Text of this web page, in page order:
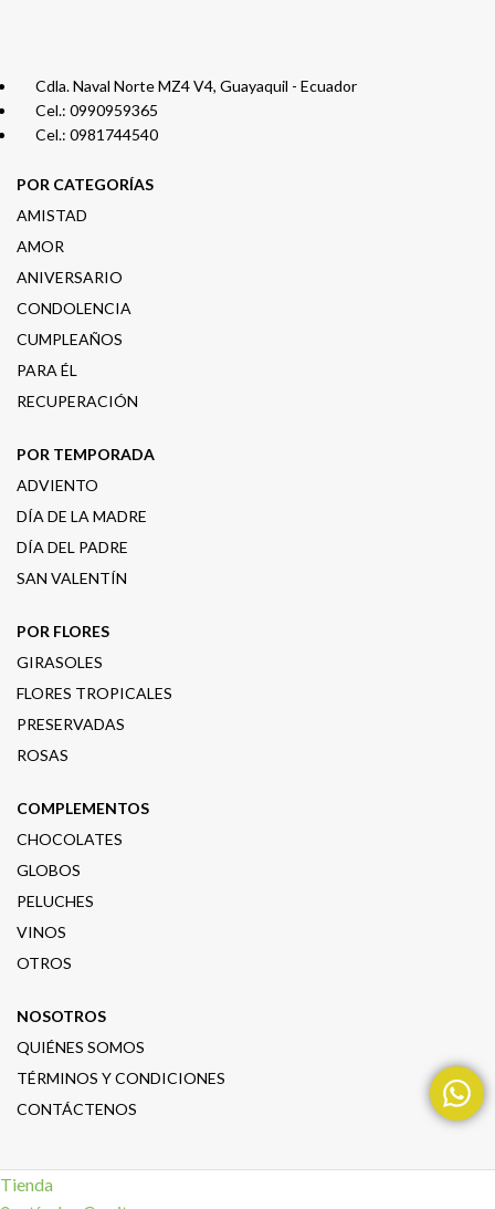
Cdla. Naval Norte MZ4 V4, Guayaquil - Ecuador
Cel.: 0990959365
Cel.: 0981744540
POR CATEGORÍAS
AMISTAD
AMOR
ANIVERSARIO
CONDOLENCIA
CUMPLEAÑOS
PARA ÉL
RECUPERACIÓN
POR TEMPORADA
ADVIENTO
DÍA DE LA MADRE
DÍA DEL PADRE
SAN VALENTÍN
POR FLORES
GIRASOLES
FLORES TROPICALES
PRESERVADAS
ROSAS
COMPLEMENTOS
CHOCOLATES
GLOBOS
PELUCHES
VINOS
OTROS
NOSOTROS
QUIÉNES SOMOS
TÉRMINOS Y CONDICIONES
CONTÁCTENOS
Tienda